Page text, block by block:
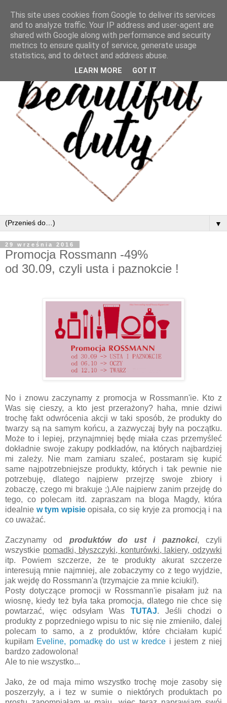
▼
29 września 2016
Promocja Rossmann -49%
od 30.09, czyli usta i paznokcie !
No i znowu zaczynamy z promocja w Rossmann'ie. Kto z
Was się cieszy, a kto jest przerażony? haha, mnie dziwi
trochę fakt odwrócenia akcji w taki sposób, że produkty do
twarzy są na samym końcu, a zazwyczaj były na początku.
Może to i lepiej, przynajmniej będę miała czas przemyśleć
dokładnie swoje zakupy podkładów, na których najbardziej
mi zależy. Nie mam zamiaru szaleć, postaram się kupić
same najpotrzebniejsze produkty, których i tak pewnie nie
potrzebuję, dlatego najpierw przejrzę swoje zbiory i
zobaczę, czego mi brakuje ;).Ale najpierw zanim przejdę do
tego, co polecam itd. zapraszam na bloga Magdy, która
idealnie w tym wpisieopisała, co się kryje za promocją i na
co uważać.
Zaczynamy od produktów do ust i paznokci, czyli
wszystkie pomadki, błyszczyki, konturówki, lakiery, odzywki
itp. Powiem szczerze, że te produkty akurat szczerze
interesują mnie najmniej, ale zobaczymy co z tego wyjdzie,
jak wejdę do Rossmann'a (trzymajcie za mnie kciuki!).
Posty dotyczące promocji w Rossmann'ie pisałam już na
wiosnę, kiedy też była taka promocja, dlatego nie chce się
powtarzać, więc odsyłam Was TUTAJ. Jeśli chodzi o
produkty z poprzedniego wpisu to nic się nie zmieniło, dalej
polecam to samo, a z produktów, które chciałam kupić
kupiłam Eveline, pomadkę do ust w kredce i jestem z niej
bardzo zadowolona!
Ale to nie wszystko...
Jako, że od maja mimo wszystko trochę moje zasoby się
poszerzyły, a i tez w sumie o niektórych produktach po
This site uses cookies from Google to deliver its services
and to analyze traffic. Your IP address and user-agent are
shared with Google along with performance and security
metrics to ensure quality of service, generate usage
statistics, and to detect and address abuse.
LEARN MORE GOT IT